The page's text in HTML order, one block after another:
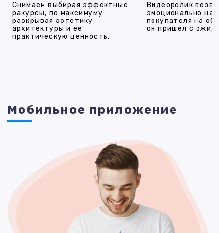
Снимаем выбирая эффектные
ракурсы, по максимуму
раскрывая эстетику
архитектуры и ее
практическую ценность.
Видеоролик
эмоционально
покупателя на
он пришел с
Мобильное приложение